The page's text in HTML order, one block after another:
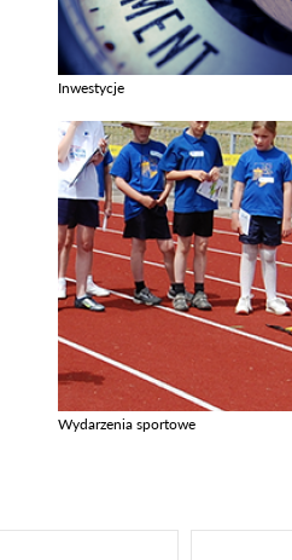
Inwestycje
Wydarzenia sportowe